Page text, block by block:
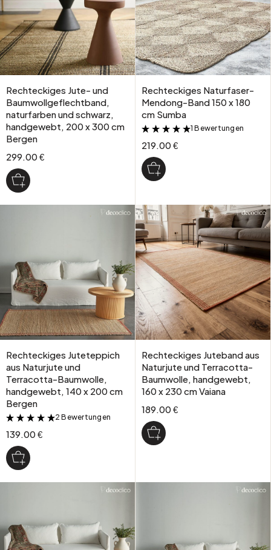
Rechteckiges Jute- und
Baumwollgeflechtband,
naturfarben und schwarz,
handgewebt, 200 x 300 cm
Bergen
299.00 €
Rechteckiges Naturfaser-
Mendong-Band 150 x 180
cm Sumba
&
1 Bewertungen
219.00 €
Rechteckiges Juteteppich
aus Naturjute und
Terracotta-Baumwolle,
handgewebt, 140 x 200 cm
Bergen
&
2 Bewertungen
139.00 €
Rechteckiges Juteband aus
Naturjute und Terracotta-
Baumwolle, handgewebt,
160 x 230 cm Vaiana
189.00 €